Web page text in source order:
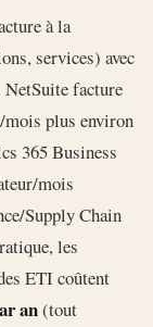
à la
services) avec
NetSuite facture
mois plus environ
365 Business
mois
Supply Chain
les
ETI coûtent
an(tout